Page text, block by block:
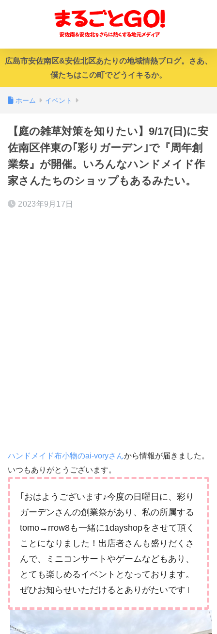
広島市安佐南区&安佐北区あたりの地域情熱ブログ。さあ、
僕たちはこの町でどうイキるか。
ホーム イベント
【庭の雑草対策を知りたい】9/17(日)に安
佐南区伴東の｢彩りガーデン｣で『周年創
業祭』が開催。いろんなハンドメイド作
家さんたちのショップもあるみたい。
2023年9月17日
ハンドメイド布小物のai-voryさんから情報が届きました。
いつもありがとうございます。
｢おはようございます♪今度の日曜日に、彩り
ガーデンさんの創業祭があり、私の所属する
tomo→rrow8も一緒に1dayshopをさせて頂く
ことになりました！出店者さんも盛りだくさ
んで、ミニコンサートやゲームなどもあり、
とても楽しめるイベントとなっております。
ぜひお知らせいただけるとありがたいです｣